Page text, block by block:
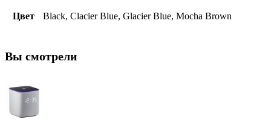
Цвет Black, Clacier Blue, Glacier Blue, Mocha Brown
Вы смотрели